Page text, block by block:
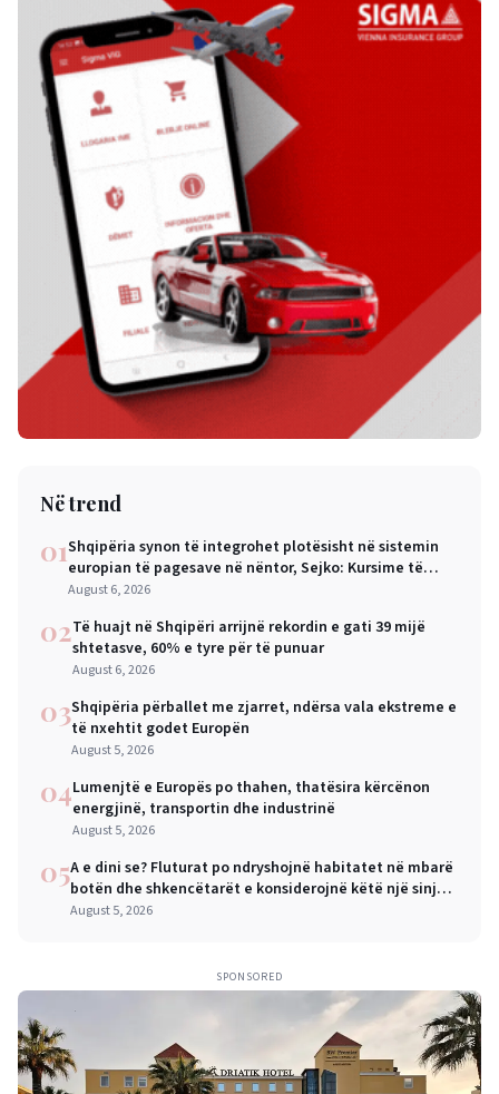
Në trend
01Shqipëria synon të integrohet plotësisht në sistemin
europian të pagesave në nëntor, Sejko: Kursime të
mëdha për qytetarët dhe bizneset
August 6, 2026
02Të huajt në Shqipëri arrijnë rekordin e gati 39 mijë
shtetasve, 60% e tyre për të punuar
August 6, 2026
03Shqipëria përballet me zjarret, ndërsa vala ekstreme e
të nxehtit godet Europën
August 5, 2026
04Lumenjtë e Europës po thahen, thatësira kërcënon
energjinë, transportin dhe industrinë
August 5, 2026
05A e dini se? Fluturat po ndryshojnë habitatet në mbarë
botën dhe shkencëtarët e konsiderojnë këtë një sinjal
alarmi
August 5, 2026
SPONSORED